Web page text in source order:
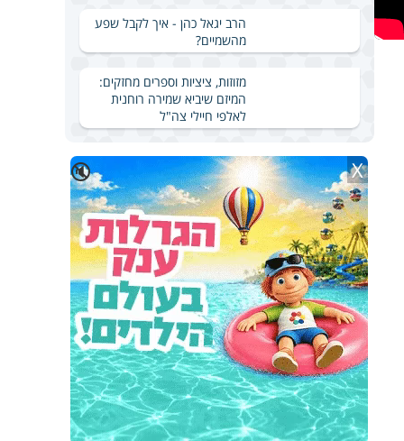
הרב יגאל כהן - איך לקבל שפע
מהשמיים?
מזוזות, ציציות וספרים מחזקים:
המיזם שיביא שמירה רוחנית
לאלפי חיילי צה"ל
🔇 X